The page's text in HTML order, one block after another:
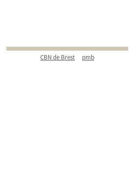
CBN de Brest pmb